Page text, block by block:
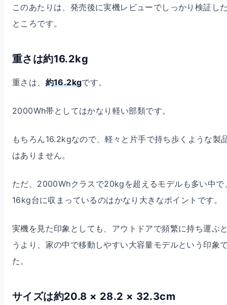
このあたりは、発売後に実機レビューでしっかり検証し
ところです。
重さは約16.2kg
重さは、 約16.2kgです。
2000Wh帯としてはかなり軽い部類です。
もちろん16.2kgなので、軽々と片手で持ち歩くような製
はありません。
ただ、2000Whクラスで20kgを超えるモデルも多い中で
16kg台に収まっているのはかなり大きなポイントです。
実機を見た印象としても、アウトドアで頻繁に持ち運ぶ
うより、家の中で移動しやすい大容量モデルという印象
た。
サイズは約20.8 × 28.2 × 32.3cm